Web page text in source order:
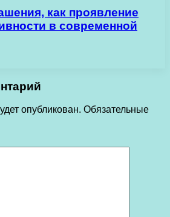
как проявление
в современной
опубликован. Обязательные